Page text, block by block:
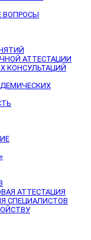
ВОПРОСЫ
АТТЕСТАЦИИ
КОНСУЛЬТАЦИЙ
АТТЕСТАЦИЯ
СПЕЦИАЛИСТОВ